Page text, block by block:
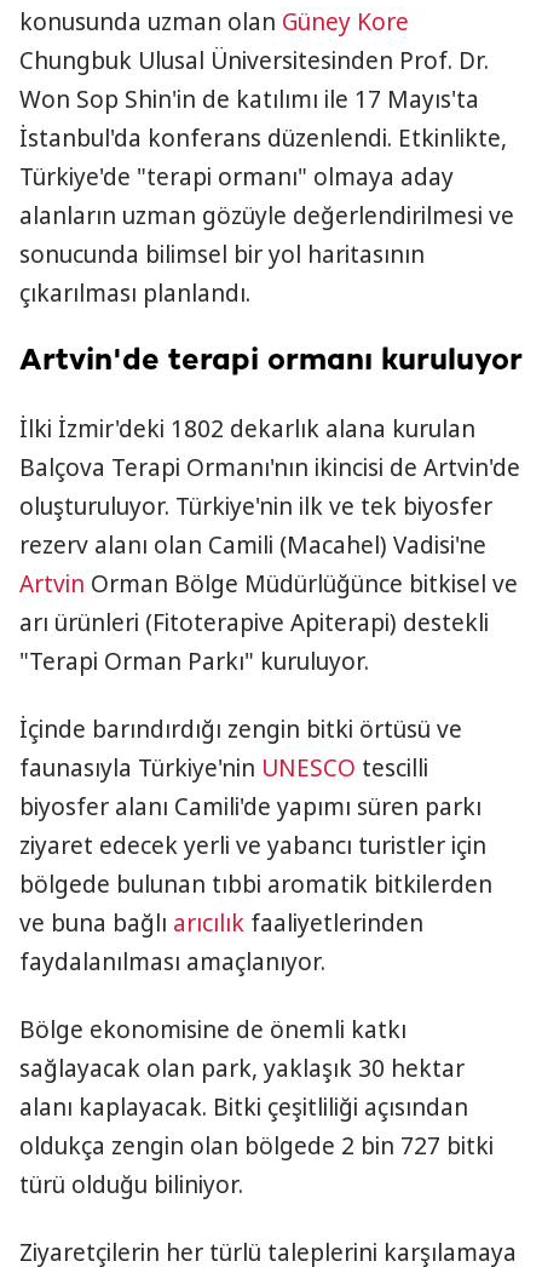
konusunda uzman olan Güney Kore
Chungbuk Ulusal Üniversitesinden Prof. Dr.
Won Sop Shin'in de katılımı ile 17 Mayıs'ta
İstanbul'da konferans düzenlendi. Etkinlikte,
Türkiye'de "terapi ormanı" olmaya aday
alanların uzman gözüyle değerlendirilmesi ve
sonucunda bilimsel bir yol haritasının
çıkarılması planlandı.
Artvin'de terapi ormanı kuruluyor
İlki İzmir'deki 1802 dekarlık alana kurulan
Balçova Terapi Ormanı'nın ikincisi de Artvin'de
oluşturuluyor. Türkiye'nin ilk ve tek biyosfer
rezerv alanı olan Camili (Macahel) Vadisi'ne
Artvin Orman Bölge Müdürlüğünce bitkisel ve
arı ürünleri (Fitoterapive Apiterapi) destekli
"Terapi Orman Parkı" kuruluyor.
İçinde barındırdığı zengin bitki örtüsü ve
faunasıyla Türkiye'nin UNESCO tescilli
biyosfer alanı Camili'de yapımı süren parkı
ziyaret edecek yerli ve yabancı turistler için
bölgede bulunan tıbbi aromatik bitkilerden
ve buna bağlı arıcılık faaliyetlerinden
faydalanılması amaçlanıyor.
Bölge ekonomisine de önemli katkı
sağlayacak olan park, yaklaşık 30 hektar
alanı kaplayacak. Bitki çeşitliliği açısından
oldukça zengin olan bölgede 2 bin 727 bitki
türü olduğu biliniyor.
Ziyaretçilerin her türlü taleplerini karşılamaya